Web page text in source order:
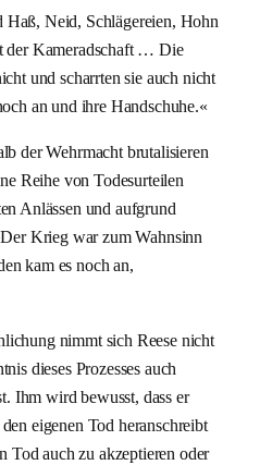
Haß, Neid, Schlägereien, Hohn
der Kameradschaft … Die
und scharrten sie auch nicht
an und ihre Handschuhe.«
der Wehrmacht brutalisieren
Reihe von Todesurteilen
Anlässen und aufgrund
Krieg war zum Wahnsinn
kam es noch an,
nimmt sich Reese nicht
dieses Prozesses auch
Ihm wird bewusst, dass er
eigenen Tod heranschreibt
Tod auch zu akzeptieren oder